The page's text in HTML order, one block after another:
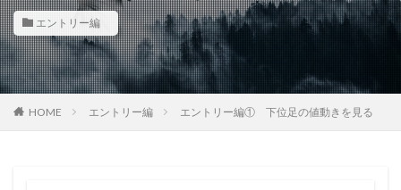
エントリー編
HOME エントリー編 エントリー編① 下位足の値動きを見る